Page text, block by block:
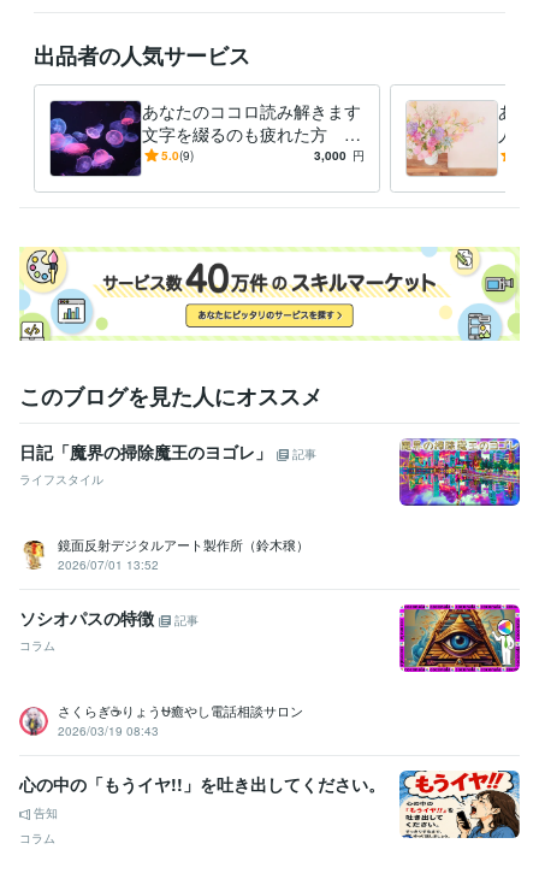
ラフィネ 2006年3月 ~ 2009年10月
得意分野
悩み相談・カウンセリング 石からのエネルギーを読み取る オラクル
カード、霊感、エンパス
心理、パワーストーン
占い カードを用いて鑑定を行います。
出品者の人気サービス
あなたのココロ読み解きます
文字を綴るのも疲れた方 綴
らず鑑定します
5.0(9) 3,000 円
あな
人
の話
このブログを見た人にオススメ
日記「魔界の掃除魔王のヨゴレ」
記事
ライフスタイル
鏡面反射デジタルアート製作所（鈴木穣）
2026/07/01 13:52
ソシオパスの特徴
記事
コラム
さくらぎ☕りょう⛎癒やし電話相談サロン
2026/03/19 08:43
心の中の「もうイヤ!!」を吐き出してください。
告知
コラム